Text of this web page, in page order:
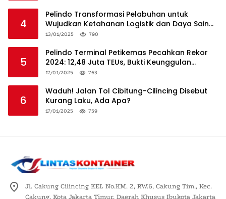
4
Pelindo Transformasi Pelabuhan untuk
Wujudkan Ketahanan Logistik dan Daya Saing
Global
13/01/2025 790
5
Pelindo Terminal Petikemas Pecahkan Rekor
2024: 12,48 Juta TEUs, Bukti Keunggulan
Logistik Nasional
17/01/2025 763
6
Waduh! Jalan Tol Cibitung-Cilincing Disebut
Kurang Laku, Ada Apa?
17/01/2025 759
Jl. Cakung Cilincing KEL No.KM. 2, RW.6, Cakung Tim., Kec.
Cakung, Kota Jakarta Timur, Daerah Khusus Ibukota Jakarta